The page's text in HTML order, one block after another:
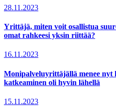
28.11.2023
Yrittäjä, miten voit osallistua
omat rahkeesi yksin riittää?
16.11.2023
Monipalveluyrittäjällä menee nyt
katkeaminen oli hyvin lähellä
15.11.2023